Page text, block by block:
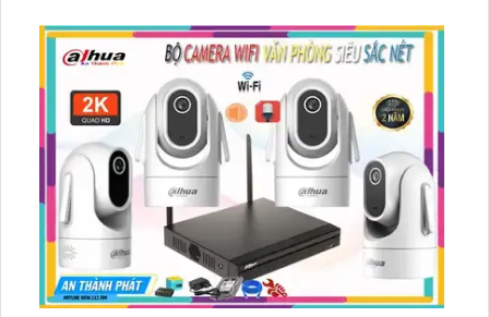
bảo vệ cửa hàng một cách hiệu quả